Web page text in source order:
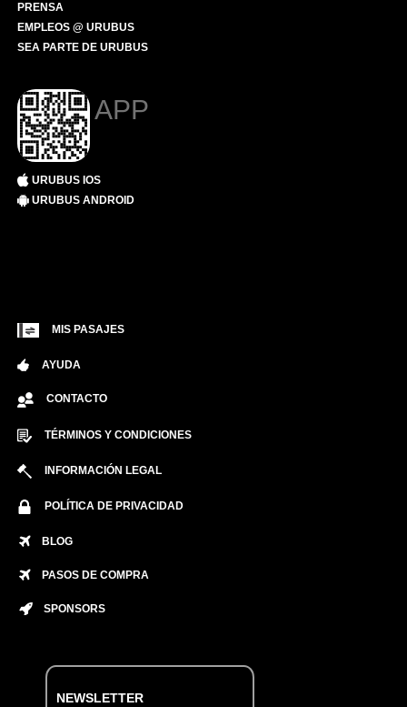
PRENSA
EMPLEOS @ URUBUS
SEA PARTE DE URUBUS
APP
URUBUS IOS
URUBUS ANDROID
MIS PASAJES
AYUDA
CONTACTO
TÉRMINOS Y CONDICIONES
INFORMACIÓN LEGAL
POLÍTICA DE PRIVACIDAD
BLOG
PASOS DE COMPRA
SPONSORS
NEWSLETTER